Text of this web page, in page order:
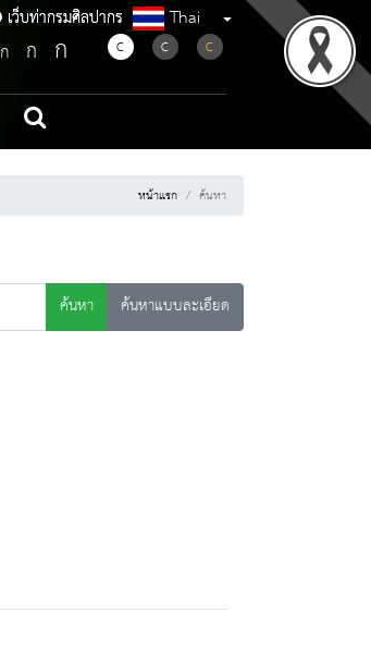
เว็บท่ากรมศิลปากร
เว็บท่ากรมศิลปากร Thai
ก ก ก C C C
หน้าแรก ค้นหา
ค้นหา
ค้นหาแบบละเอียด